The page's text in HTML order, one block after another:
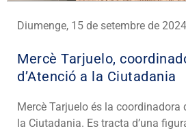
Diumenge, 15 de setembre de 2024
Mercè Tarjuelo,
d’Atenció a la Ciutadania
Mercè Tarjuelo és la coordinadora
la Ciutadania. Es tracta d’una